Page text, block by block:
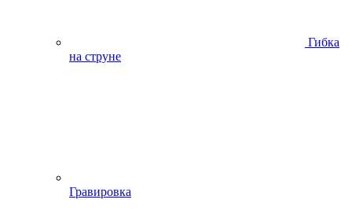
Гибка
на струне
Гравировка